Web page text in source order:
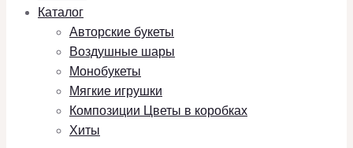
Каталог
Авторские букеты
Воздушные шары
Монобукеты
Мягкие игрушки
Композиции Цветы в коробках
Хиты